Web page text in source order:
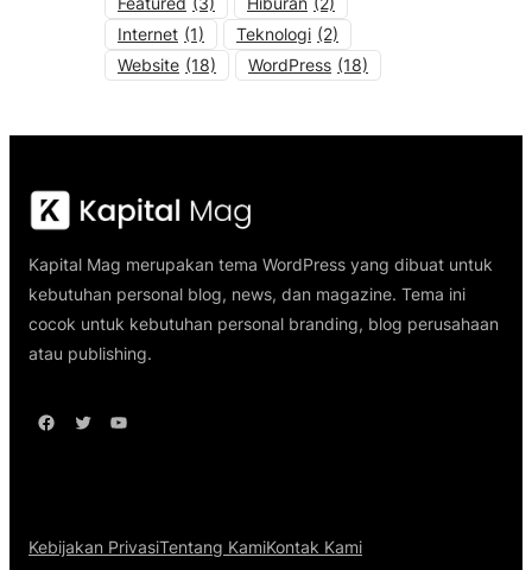
Internet (1) Teknologi (2)
Website (18) WordPress (18)
Kapital Mag merupakan tema WordPress yang dibuat untuk
kebutuhan personal blog, news, dan magazine. Tema ini
cocok untuk kebutuhan personal branding, blog perusahaan
atau publishing.
Facebook Twitter YouTube
Kebijakan PrivasiTentang KamiKontak Kami